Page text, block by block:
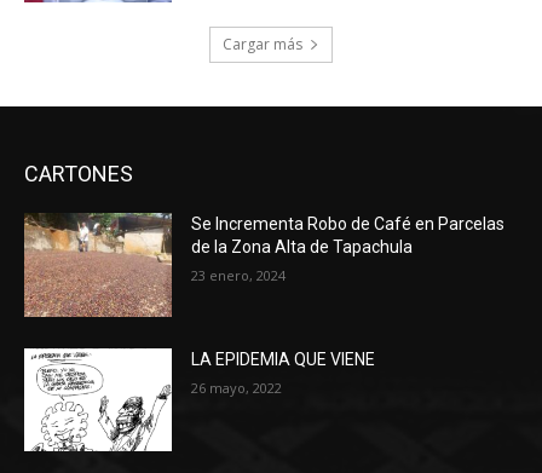
Cargar más
CARTONES
Se Incrementa Robo de Café en Parcelas
de la Zona Alta de Tapachula
23 enero, 2024
LA EPIDEMIA QUE VIENE
26 mayo, 2022